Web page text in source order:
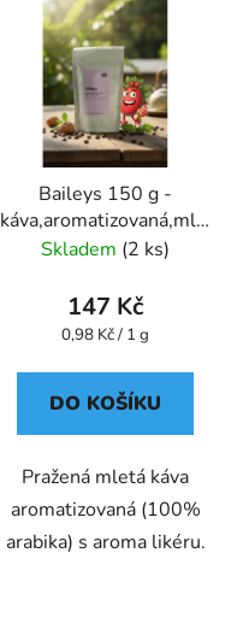
Baileys 150 g -
káva,aromatizovaná,mletá
- Oxalis
Skladem (2 ks)
147 Kč
Měrná
0,98 Kč / 1 g
DO KOŠÍKU
Pražená mletá káva
aromatizovaná (100%
arabika) s aroma likéru.